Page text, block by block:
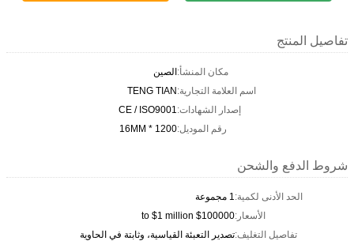
تفاصيل المنتج
مكان المنشأ:الصين
اسم العلامة التجارية:TENG TIAN
إصدار الشهادات:CE / ISO9001
رقم الموديل:1200 * 16MM
شروط الدفع والشحن
الحد الأدنى لكمية:1 مجموعة
الأسعار:$100000 to $1 million
تفاصيل التغليف:تصدير التعبئة القياسية، وثابتة في الحاوية